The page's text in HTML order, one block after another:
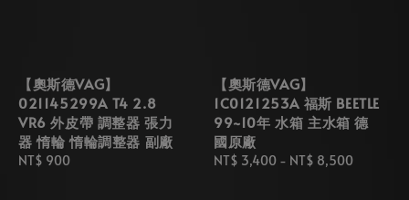
【奧斯德VAG】
021145299A T4 2.8
VR6 外皮帶 調整器 張力
器 惰輪 惰輪調整器 副廠
Regular
NT$ 900
【奧斯德VAG】
1C0121253A 福斯 BEETLE
99~10年 水箱 主水箱 德
國原廠
Regular
NT$ 3,400 - NT$ 8,500